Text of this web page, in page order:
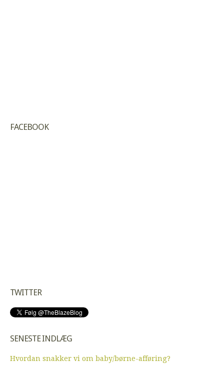
FACEBOOK
TWITTER
SENESTE INDLÆG
Hvordan snakker vi om baby/børne-afføring?